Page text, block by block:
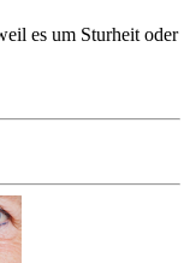
es um Sturheit oder